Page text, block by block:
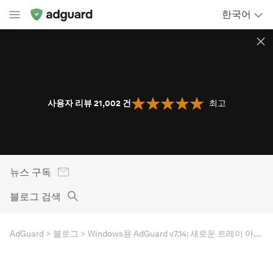
한국어
사용자 리뷰 21,002 건 최고
뉴스 구독
블로그 검색
AdGuard 블로그 Windows용 AdGuard v7.14: 새로운 트레이 아이콘 및 내부 수정 사항